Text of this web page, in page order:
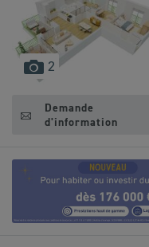
2 images
Demande
d'information